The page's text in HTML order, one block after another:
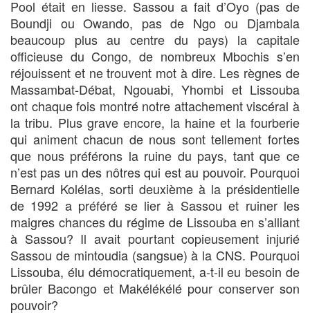
Pool était en liesse. Sassou a fait d’Oyo (pas de
Boundji ou Owando, pas de Ngo ou Djambala
beaucoup plus au centre du pays) la capitale
officieuse du Congo, de nombreux Mbochis s’en
réjouissent et ne trouvent mot à dire. Les règnes de
Massambat-Débat, Ngouabi, Yhombi et Lissouba
ont chaque fois montré notre attachement viscéral à
la tribu. Plus grave encore, la haine et la fourberie
qui animent chacun de nous sont tellement fortes
que nous préférons la ruine du pays, tant que ce
n’est pas un des nôtres qui est au pouvoir. Pourquoi
Bernard Kolélas, sorti deuxième à la présidentielle
de 1992 a préféré se lier à Sassou et ruiner les
maigres chances du régime de Lissouba en s’alliant
à Sassou? Il avait pourtant copieusement injurié
Sassou de mintoudia (sangsue) à la CNS. Pourquoi
Lissouba, élu démocratiquement, a-t-il eu besoin de
brûler Bacongo et Makélékélé pour conserver son
pouvoir?